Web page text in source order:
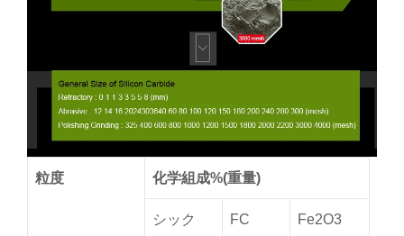
粒度 化学組成%(重量)
シック FC Fe2O3